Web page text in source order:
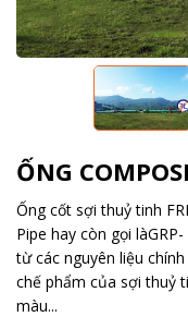
ỐNG
Ống cốt sợi thuỷ tinh
Pipe hay còn gọi
từ các nguyên liệu
chế phẩm của sợi thuỷ
màu...